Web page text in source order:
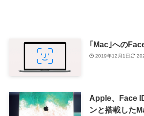
｢Mac｣への
2019年12月1日
Apple、Face
ンと搭載した